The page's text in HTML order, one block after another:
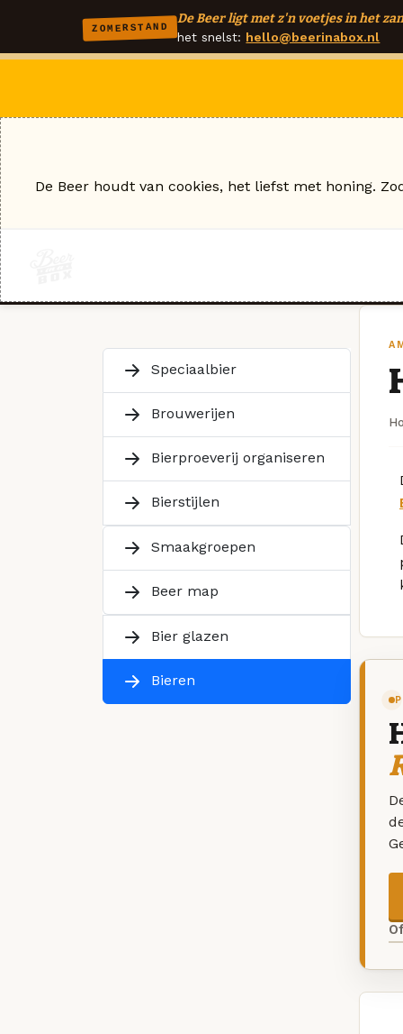
ZOMERSTAND
De Beer ligt met z'n voetjes in het
het snelst: hello@beerinabox.nl
Speciaalbier
Brouwerijen
Bierproeverij organiseren
Bierstijlen
Smaakgroepen
Beer map
Bier glazen
Bieren
De Beer houdt van cookies, het liefst met honing.